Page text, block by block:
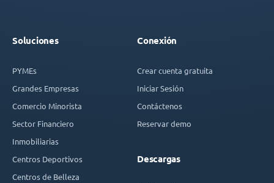
Soluciones
PYMEs
Grandes Empresas
Comercio Minorista
Sector Financiero
Inmobiliarias
Centros Deportivos
Centros de Belleza
Conexión
Crear cuenta gratuita
Iniciar Sesión
Contáctenos
Reservar demo
Descargas